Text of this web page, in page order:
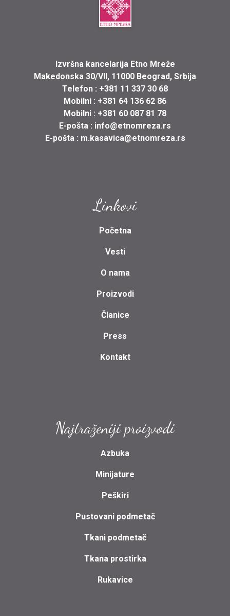
Izvršna kancelarija Etno Mreže
Makedonska 30/VII, 11000 Beograd, Srbija
Telefon : +381 11 337 30 68
Mobilni : +381 64 136 62 86
Mobilni : +381 60 087 81 78
E-pošta : info@etnomreza.rs
E-pošta : m.kasavica@etnomreza.rs
Linkovi
Početna
Vesti
O nama
Proizvodi
Članice
Press
Kontakt
Najtraženiji proizvodi
Azbuka
Minijature
Peškiri
Pustovani podmetač
Tkani podmetač
Tkana prostirka
Rukavice